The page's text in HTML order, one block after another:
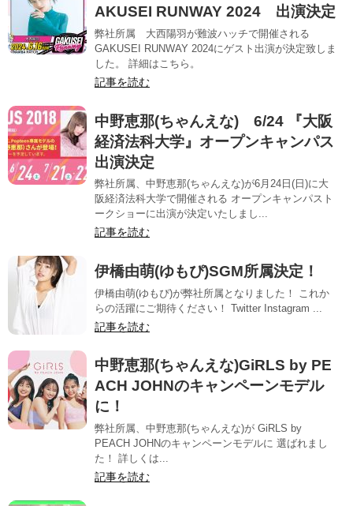
AKUSEI RUNWAY 2024 出演決定
弊社所属 大西陽羽が難波ハッチで開催される
GAKUSEI RUNWAY 2024にゲスト出演が決定致しま
した。 詳細はこちら。
記事を読む
中野恵那(ちゃんえな) 6/24 『大阪
経済法科大学』オープンキャンパス
出演決定
弊社所属、中野恵那(ちゃんえな)が6月24日(日)に大
阪経済法科大学で開催される オープンキャンパスト
ークショーに出演が決定いたしまし...
記事を読む
伊橋由萌(ゆもぴ)SGM所属決定！
伊橋由萌(ゆもぴ)が弊社所属となりました！ これか
らの活躍にご期待ください！ Twitter Instagram ...
記事を読む
中野恵那(ちゃんえな)GiRLS by PE
ACH JOHNのキャンペーンモデル
に！
弊社所属、中野恵那(ちゃんえな)が GiRLS by
PEACH JOHNのキャンペーンモデルに 選ばれまし
た！ 詳しくは...
記事を読む